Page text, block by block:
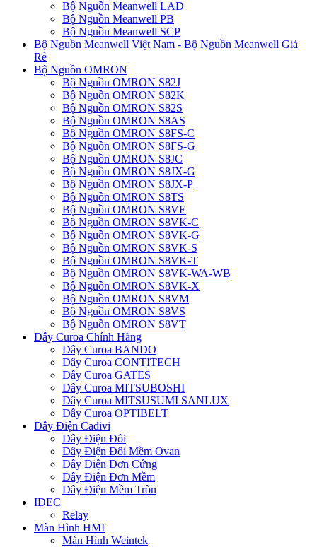
Bộ Nguồn Meanwell LAD
Bộ Nguồn Meanwell PB
Bộ Nguồn Meanwell SCP
Bộ Nguồn Meanwell Việt Nam - Bộ Nguồn Meanwell Giá
Rẻ
Bộ Nguồn OMRON
Bộ Nguồn OMRON S82J
Bộ Nguồn OMRON S82K
Bộ Nguồn OMRON S82S
Bộ Nguồn OMRON S8AS
Bộ Nguồn OMRON S8FS-C
Bộ Nguồn OMRON S8FS-G
Bộ Nguồn OMRON S8JC
Bộ Nguồn OMRON S8JX-G
Bộ Nguồn OMRON S8JX-P
Bộ Nguồn OMRON S8TS
Bộ Nguồn OMRON S8VE
Bộ Nguồn OMRON S8VK-C
Bộ Nguồn OMRON S8VK-G
Bộ Nguồn OMRON S8VK-S
Bộ Nguồn OMRON S8VK-T
Bộ Nguồn OMRON S8VK-WA-WB
Bộ Nguồn OMRON S8VK-X
Bộ Nguồn OMRON S8VM
Bộ Nguồn OMRON S8VS
Bộ Nguồn OMRON S8VT
Dây Curoa Chính Hãng
Dây Curoa BANDO
Dây Curoa CONTITECH
Dây Curoa GATES
Dây Curoa MITSUBOSHI
Dây Curoa MITSUSUMI SANLUX
Dây Curoa OPTIBELT
Dây Điện Cadivi
Dây Điện Đôi
Dây Điện Đôi Mềm Ovan
Dây Điện Đơn Cứng
Dây Điện Đơn Mềm
Dây Điện Mềm Tròn
IDEC
Relay
Màn Hình HMI
Màn Hình Weintek